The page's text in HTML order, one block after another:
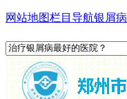
网站地图栏目导航银屑病